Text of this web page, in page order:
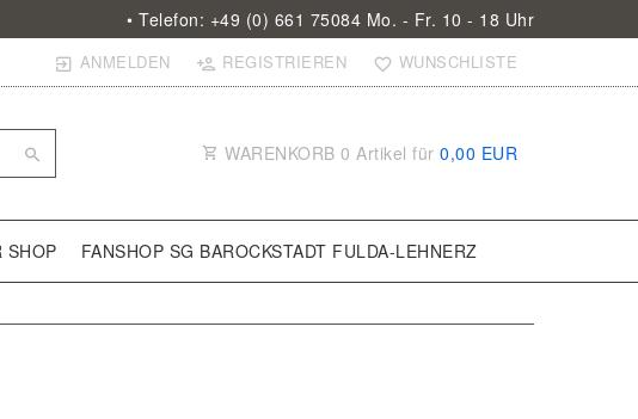
• Telefon: +49 (0) 661 75084 Mo. - Fr. 10 - 18 Uhr
ANMELDEN REGISTRIEREN WUNSCHLISTE
WARENKORB 0 Artikel für 0,00 EUR
SHOP FANSHOP SG BAROCKSTADT FULDA-LEHNERZ